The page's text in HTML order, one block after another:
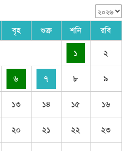
বৃহ শুক্র শনি রবি
১ ২
৬ ৭ ৮ ৯
১৩ ১৪ ১৫ ১৬
২০ ২১ ২২ ২৩